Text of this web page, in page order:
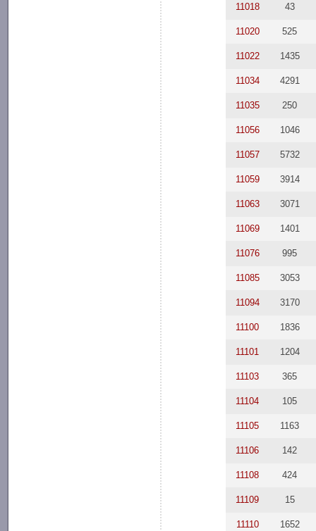
11018 43
11020 525
11022 1435
11034 4291
11035 250
11056 1046
11057 5732
11059 3914
11063 3071
11069 1401
11076 995
11085 3053
11094 3170
11100 1836
11101 1204
11103 365
11104 105
11105 1163
11106 142
11108 424
11109 15
11110 1652